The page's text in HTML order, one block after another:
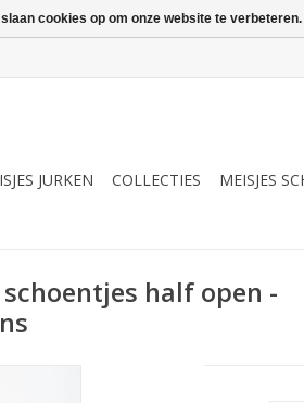
JURKEN COLLECTIES MEISJES
half open -
cookies op om onze website te